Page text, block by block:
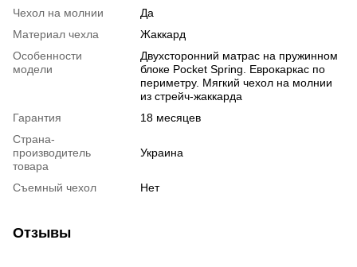
Чехол на молнии
Да
Материал чехла
Жаккард
Особенности
модели
Двухсторонний матрас на пружинном
блоке Pocket Spring. Еврокаркас по
периметру. Мягкий чехол на молнии
из стрейч-жаккарда
Гарантия
18 месяцев
Страна-
производитель
товара
Украина
Съемный чехол Нет
Отзывы